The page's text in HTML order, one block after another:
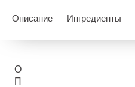
Описание Ингредиенты
О
П